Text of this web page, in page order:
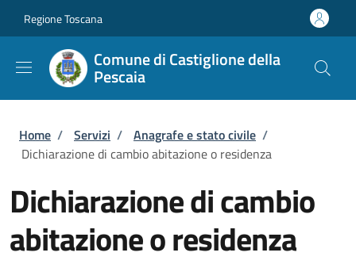
Regione Toscana
Comune di Castiglione della
Pescaia
Briciole di pane
Home / Servizi / Anagrafe e stato civile /
Dichiarazione di cambio abitazione o residenza
Dichiarazione di cambio
abitazione o residenza